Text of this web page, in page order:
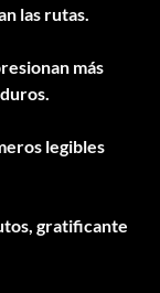
las rutas.
más
legibles
gratificante